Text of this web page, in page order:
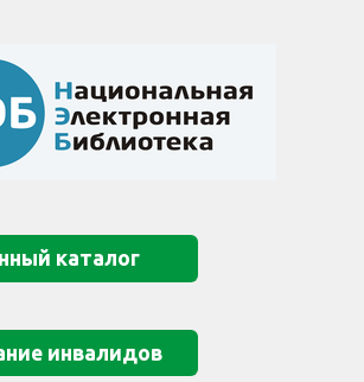
каталог
инвалидов